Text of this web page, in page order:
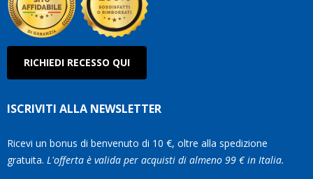
RICHIEDI RECESSO QUI
ISCRIVITI ALLA NEWSLETTER
Ricevi un bonus di benvenuto di 10 €, oltre alla spedizione
gratuita. L'offerta è valida per acquisti di almeno 99 € in Italia.